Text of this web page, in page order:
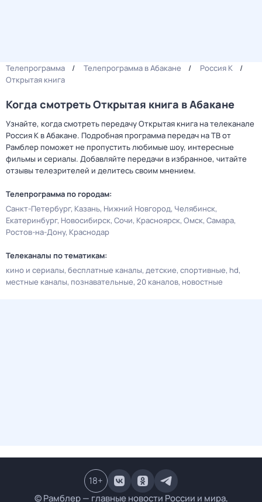
Телепрограмма Телепрограмма в Абакане
Россия К
Открытая книга
Когда смотреть Открытая книга в Абакане
Узнайте, когда смотреть передачу Открытая книга на телеканале
Россия К в Абакане. Подробная программа передач на ТВ от
Рамблер поможет не пропустить любимые шоу, интересные
фильмы и сериалы. Добавляйте передачи в избранное, читайте
отзывы телезрителей и делитесь своим мнением.
Телепрограмма по городам:
Санкт-Петербург Казань Нижний Новгород Челябинск
Екатеринбург Новосибирск Сочи Красноярск Омск Самара
Ростов-на-Дону Краснодар
Телеканалы по тематикам:
кино и сериалы бесплатные каналы детские спортивные hd
местные каналы познавательные 20 каналов новостные
© Рамблер — главные новости России и мира,
18+